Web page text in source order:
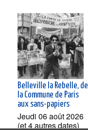
Belleville la Rebelle, de
la Commune de Paris
aux sans-papiers
Jeudi 06 août 2026
(et 4 autres dates)